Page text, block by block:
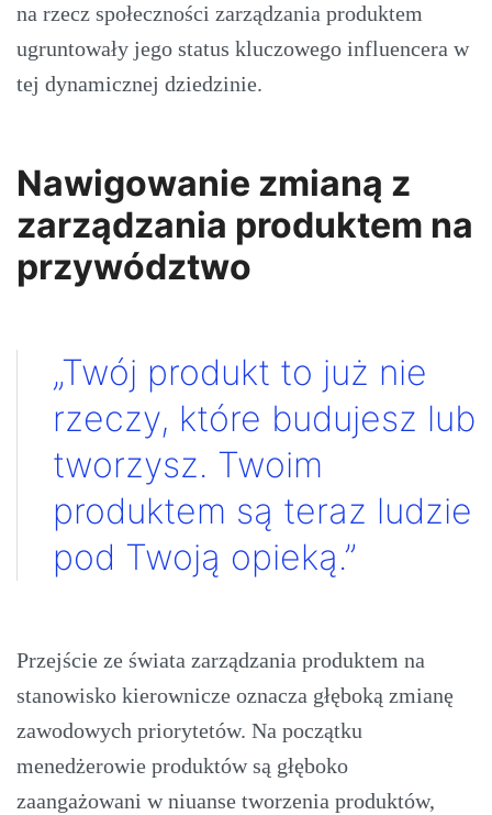
na rzecz społeczności zarządzania produktem
ugruntowały jego status kluczowego influencera w
tej dynamicznej dziedzinie.
Nawigowanie zmianą z
zarządzania produktem na
przywództwo
„Twój produkt to już nie
rzeczy, które budujesz lub
tworzysz. Twoim
produktem są teraz ludzie
pod Twoją opieką.”
Przejście ze świata zarządzania produktem na
stanowisko kierownicze oznacza głęboką zmianę
zawodowych priorytetów. Na początku
menedżerowie produktów są głęboko
zaangażowani w niuanse tworzenia produktów,